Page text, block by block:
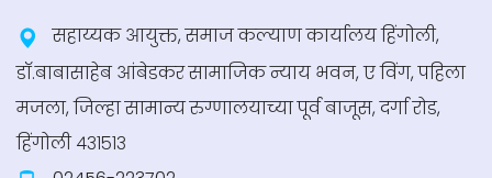
+ अधिक माहिती
केंद्र सरकारची वेंचर कॅपिटल फंड्स
+ अधिक माहिती
सहाय्यक आयुक्त, समाज कल्याण कार्यालय हिंगोली,
डॉ.बाबासाहेब आंबेडकर सामाजिक न्याय भवन, ए विंग, पहिला
मजला, जिल्हा सामान्य रुग्णालयाच्या पूर्व बाजूस, दर्गा रोड,
हिंगोली ४३१५१३